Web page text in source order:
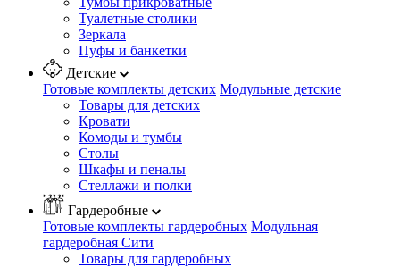
Туалетные столики
Зеркала
Пуфы и банкетки
Детские
Готовые комплекты детских Модульные детские
Товары для детских
Кровати
Комоды и тумбы
Столы
Шкафы и пеналы
Стеллажи и полки
Гардеробные
Готовые комплекты гардеробных Модульная
гардеробная Сити
Товары для гардеробных